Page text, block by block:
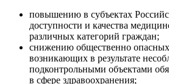
повышению в субъектах
доступности и качества
различных категорий граждан;
снижению общественно
возникающих в результате
подконтрольными объектами
в сфере здравоохранения;